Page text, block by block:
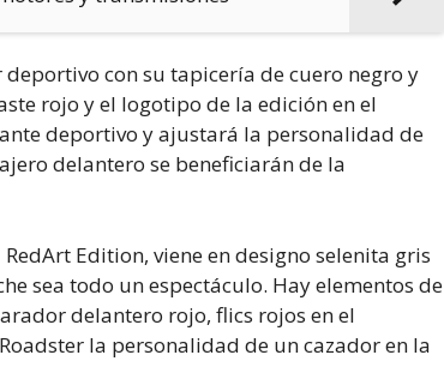
con su tapicería de cuero negro y
rojo y el logotipo de la edición en el
deportivo y ajustará la personalidad de
delantero se beneficiarán de la
Edition, viene en designo selenita gris
sea todo un espectáculo. Hay elementos de
delantero rojo, flics rojos en el
la personalidad de un cazador en la